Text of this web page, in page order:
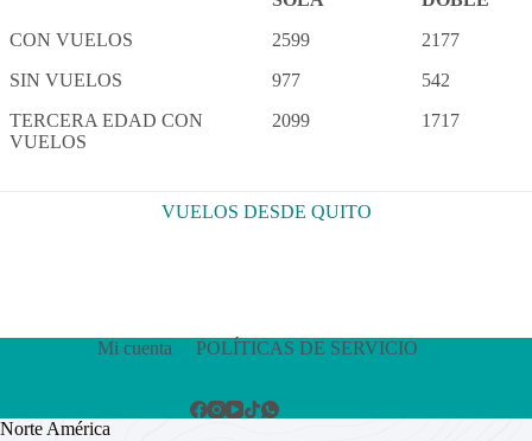
CON VUELOS
2599
2177
SIN VUELOS
977
542
TERCERA EDAD CON
VUELOS
2099 1717
VUELOS DESDE QUITO
Mi cuenta POLÍTICAS DE SERVICIO
Norte América